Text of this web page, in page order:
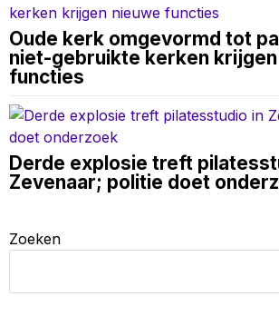
Oude kerk omgevormd tot
niet-gebruikte kerken
functies
Derde explosie treft
Zevenaar; politie doet
Zoeken